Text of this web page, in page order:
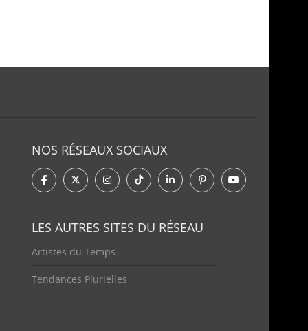
NOS RÉSEAUX SOCIAUX
LES AUTRES SITES DU RÉSEAU
Artistes du Temps
Tendances Plurielles